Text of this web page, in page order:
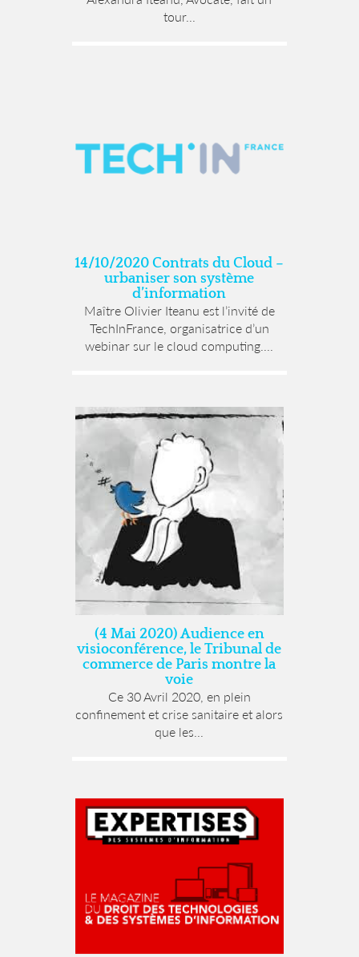
tour...
14/10/2020 Contrats du Cloud –
urbaniser son système
d’information
Maître Olivier Iteanu est l’invité de
TechInFrance, organisatrice d’un
webinar sur le cloud computing....
(4 Mai 2020) Audience en
visioconférence, le Tribunal de
commerce de Paris montre la
voie
Ce 30 Avril 2020, en plein
confinement et crise sanitaire et alors
que les...